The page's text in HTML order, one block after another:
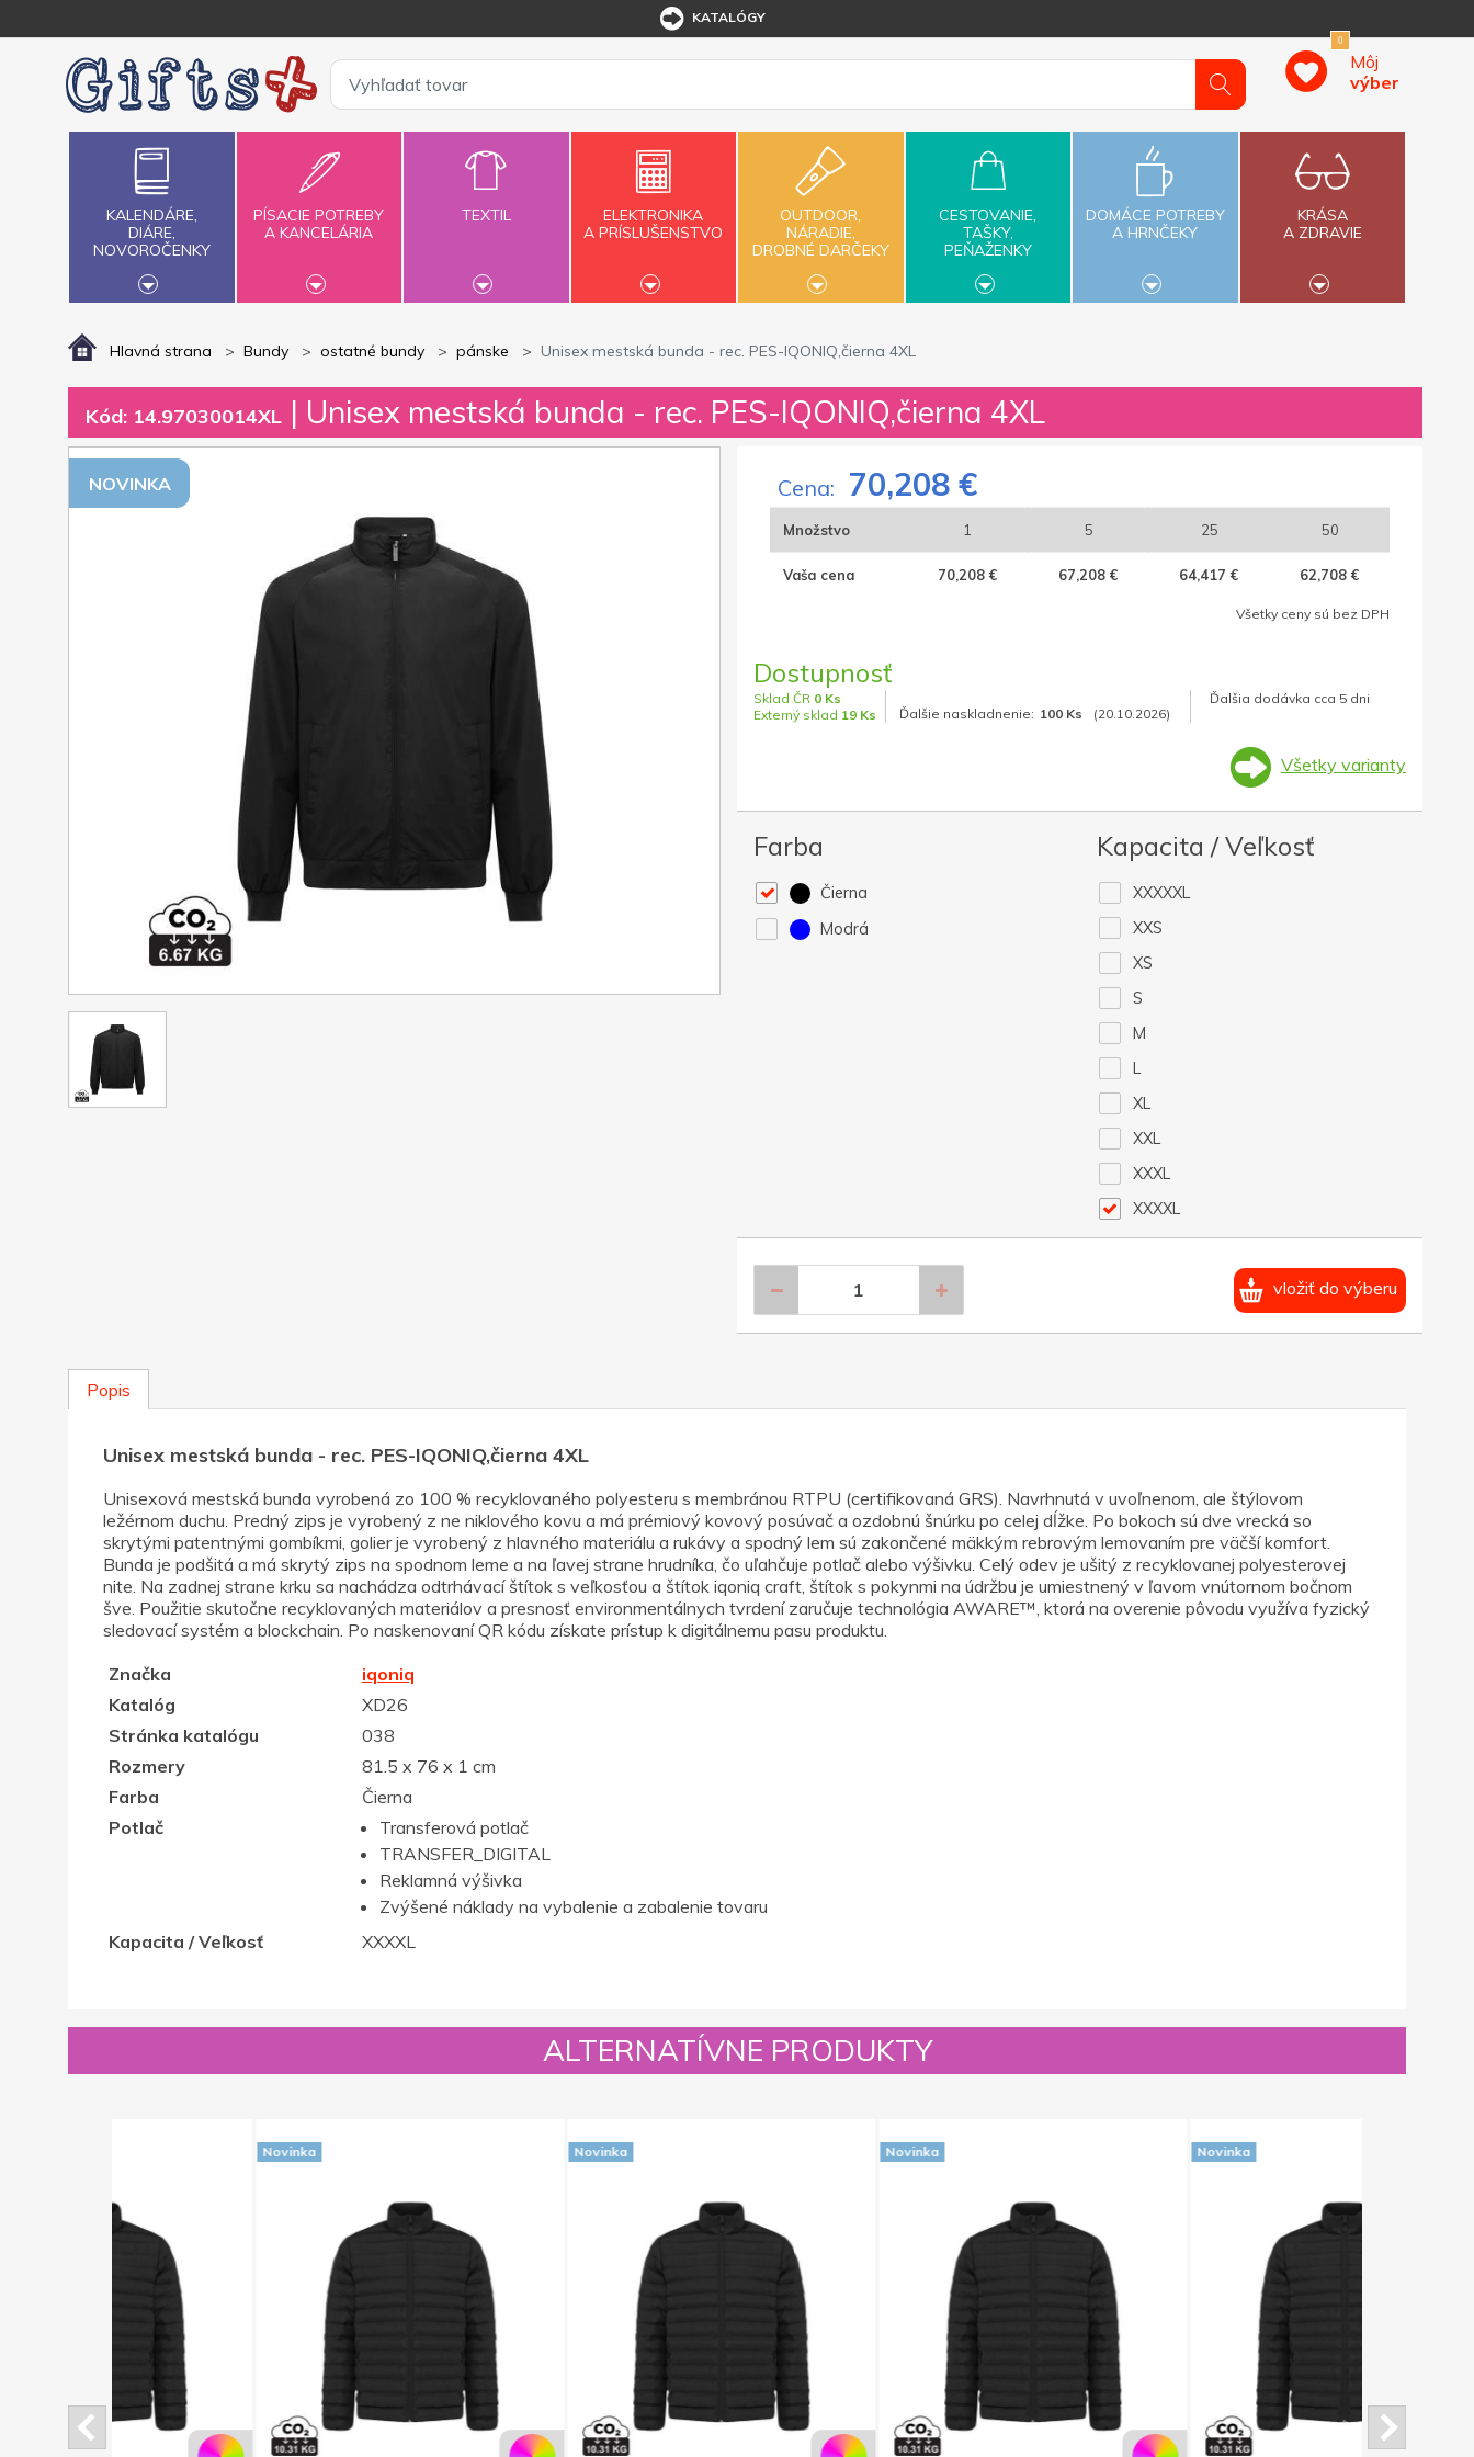
KATALÓGY
0
Môj
výber
KALENDÁRE,
DIÁRE,
NOVOROČENKY
PÍSACIE POTREBY
A KANCELÁRIA
TEXTIL
ELEKTRONIKA
A PRÍSLUŠENSTVO
OUTDOOR,
NÁRADIE,
DROBNÉ DARČEKY
CESTOVANIE,
TAŠKY,
PEŇAŽENKY
DOMÁCE POTREBY
A HRNČEKY
KRÁSA
A ZDRAVIE
Hlavná strana Bundy ostatné bundy pánske Unisex mestská bunda - rec. PES-IQONIQ,čierna 4XL
Kód: 14.97030014XL | Unisex mestská bunda - rec. PES-IQONIQ,čierna 4XL
NOVINKA Cena: 70,208 €
Množstvo 1 5 25 50
Vaša cena 70,208 € 67,208 € 64,417 € 62,708 €
Všetky ceny sú bez DPH
Dostupnosť
Sklad ČR 0 Ks
Externý sklad 19 Ks Ďalšie naskladnenie: 100 Ks (20.10.2026)
Ďalšia dodávka cca 5 dni
Všetky varianty
Farba
Čierna
Modrá
Kapacita / Veľkosť
XXXXXL
XXS
XS
S
M
L
XL
XXL
XXXL
XXXXL
vložiť do výberu
Popis
Unisex mestská bunda - rec. PES-IQONIQ,čierna 4XL
Unisexová mestská bunda vyrobená zo 100 % recyklovaného polyesteru s membránou RTPU (certifikovaná GRS). Navrhnutá v uvoľnenom, ale štýlovom
ležérnom duchu. Predný zips je vyrobený z ne niklového kovu a má prémiový kovový posúvač a ozdobnú šnúrku po celej dĺžke. Po bokoch sú dve vrecká so
skrytými patentnými gombíkmi, golier je vyrobený z hlavného materiálu a rukávy a spodný lem sú zakončené mäkkým rebrovým lemovaním pre väčší komfort.
Bunda je podšitá a má skrytý zips na spodnom leme a na ľavej strane hrudníka, čo uľahčuje potlač alebo výšivku. Celý odev je ušitý z recyklovanej polyesterovej
nite. Na zadnej strane krku sa nachádza odtrhávací štítok s veľkosťou a štítok iqoniq craft, štítok s pokynmi na údržbu je umiestnený v ľavom vnútornom bočnom
šve. Použitie skutočne recyklovaných materiálov a presnosť environmentálnych tvrdení zaručuje technológia AWARE™, ktorá na overenie pôvodu využíva fyzický
sledovací systém a blockchain. Po naskenovaní QR kódu získate prístup k digitálnemu pasu produktu.
Značka
iqoniq
Katalóg
XD26
Stránka katalógu
038
Rozmery
81.5 x 76 x 1 cm
Farba
Čierna
Potlač
Transferová potlač
TRANSFER_DIGITAL
Reklamná výšivka
Zvýšené náklady na vybalenie a zabalenie tovaru
Kapacita / Veľkosť
XXXXL
ALTERNATÍVNE PRODUKTY